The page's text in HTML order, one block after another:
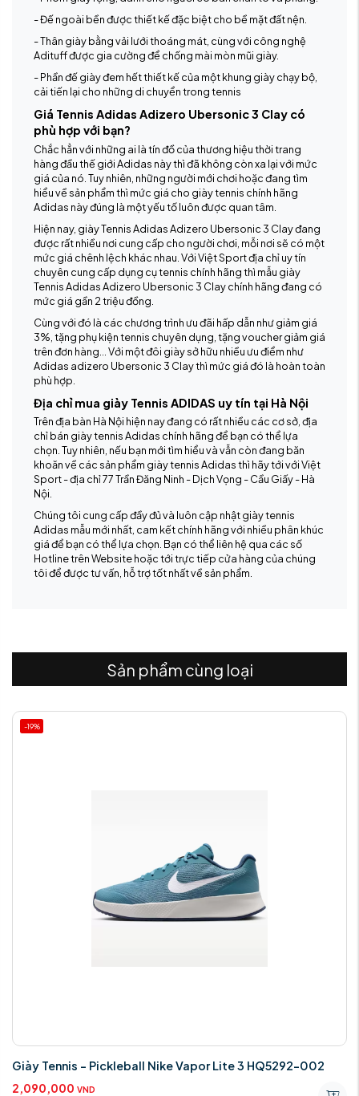
- Đế ngoài bền được thiết kế đặc biệt cho bề mặt đất nện.
- Thân giày bằng vải lưới thoáng mát, cùng với công nghệ
Adituff được gia cường để chống mài mòn mũi giày.
- Phần đế giày đem hết thiết kế của một khung giày chạy bộ,
cải tiến lại cho những di chuyển trong tennis
Giá Tennis Adidas Adizero Ubersonic 3 Clay có
phù hợp với bạn?
Chắc hẳn với những ai là tín đồ của thương hiệu thời trang
hàng đầu thế giới Adidas này thì đã không còn xa lại với mức
giá của nó. Tuy nhiên, những người mới chơi hoặc đang tìm
hiểu về sản phẩm thì mức giá cho giày tennis chính hãng
Adidas này đúng là một yếu tố luôn được quan tâm.
Hiện nay, giày Tennis Adidas Adizero Ubersonic 3 Clay đang
được rất nhiều nơi cung cấp cho người chơi, mỗi nơi sẽ có một
mức giá chênh lệch khác nhau. Với Việt Sport địa chỉ uy tín
chuyên cung cấp dụng cụ tennis chính hãng thì mẫu giày
Tennis Adidas Adizero Ubersonic 3 Clay chính hãng đang có
mức giá gần 2 triệu đồng.
Cùng với đó là các chương trình ưu đãi hấp dẫn như giảm giá
3%, tặng phụ kiện tennis chuyên dụng, tặng voucher giảm giá
trên đơn hàng… Với một đôi giày sở hữu nhiều ưu điểm như
Adidas adizero Ubersonic 3 Clay thì mức giá đó là hoàn toàn
phù hợp.
Địa chỉ mua giày Tennis ADIDAS uy tín tại Hà Nội
Trên địa bàn Hà Nội hiện nay đang có rất nhiều các cơ sở, địa
chỉ bán giày tennis Adidas chính hãng để bạn có thể lựa
chọn. Tuy nhiên, nếu bạn mới tìm hiểu và vẫn còn đang băn
khoăn về các sản phẩm giày tennis Adidas thì hãy tới với Việt
Sport - địa chỉ 77 Trần Đăng Ninh - Dịch Vọng - Cầu Giấy - Hà
Nội.
Chúng tôi cung cấp đầy đủ và luôn cập nhật giày tennis
Adidas mẫu mới nhất, cam kết chính hãng với nhiều phân khúc
giá để bạn có thể lựa chọn. Bạn có thể liên hệ qua các số
Hotline trên Website hoặc tới trực tiếp cửa hàng của chúng
tôi để được tư vấn, hỗ trợ tốt nhất về sản phẩm.
Sản phẩm cùng loại
-19%
Giày Tennis - Pickleball Nike Vapor Lite 3 HQ5292-002
2,090,000 VND